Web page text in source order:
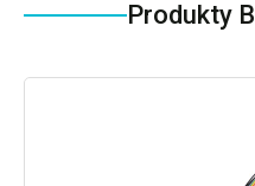
Produkty